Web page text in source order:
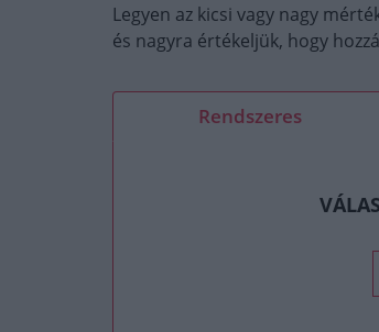
Legyen az kicsi vagy nagy
és nagyra értékeljük, hogy
Rendszeres